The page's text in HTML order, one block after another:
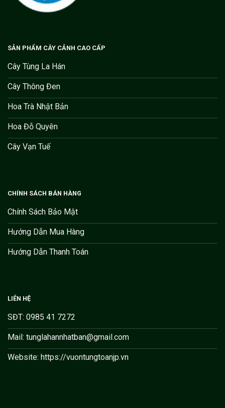
SẢN PHẨM CÂY CẢNH CAO CẤP
Cây Tùng La Hán
Cây Thông Đen
Hoa Trà Nhật Bản
Hoa Đỗ Quyên
Cây Vạn Tuế
CHÍNH SÁCH BÁN HÀNG
Chính Sách Bảo Mật
Hướng Dẫn Mua Hàng
Hướng Dẫn Thanh Toán
LIÊN HỆ
SĐT: 0985 41 7272
Mail: tunglahannhatban@gmail.com
Website: https://vuontungtoanjp.vn